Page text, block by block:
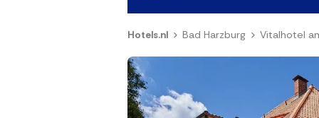
Hotels.nl Bad Harzburg Vitalhotel